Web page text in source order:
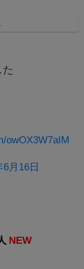
owOX3W7aIM
6月16日
NEW